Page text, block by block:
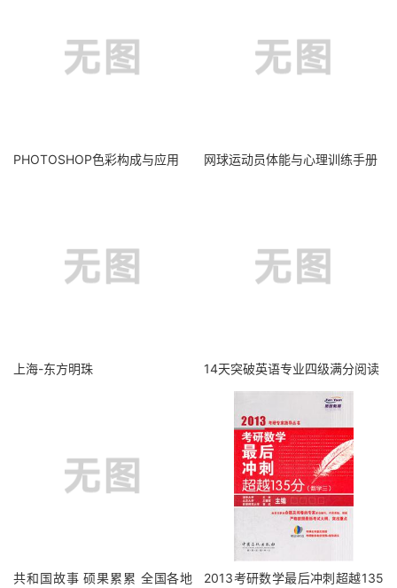
PHOTOSHOP色彩构成与应用 网球运动员体能与心理训练手册
上海-东方明珠 14天突破英语专业四级满分阅读
共和国故事 硕果累累 全国各地
2013考研数学最后冲刺超越135